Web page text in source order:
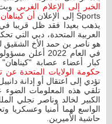
الخبر إلى الإعلام الغربي
Sports إلى الإعلان
أن
يذهب بعيدا فقد ظل قريبا في
العربية المتحدة، دبي التي
هو ناصر بن حمد الأخ الشقيق
في العام 2022
كبار أعضاء عصابة
حكومة الولايات المتحدة عن تقديم 5 ملايين دولار لمن
تؤدي إلى اعتقال أو إدانة
تلقي هذه المعلومات
الكبير لخالد وناصر نجلي
الواسع لهما أمنيا وعسكريا
حاشية الأميرين.